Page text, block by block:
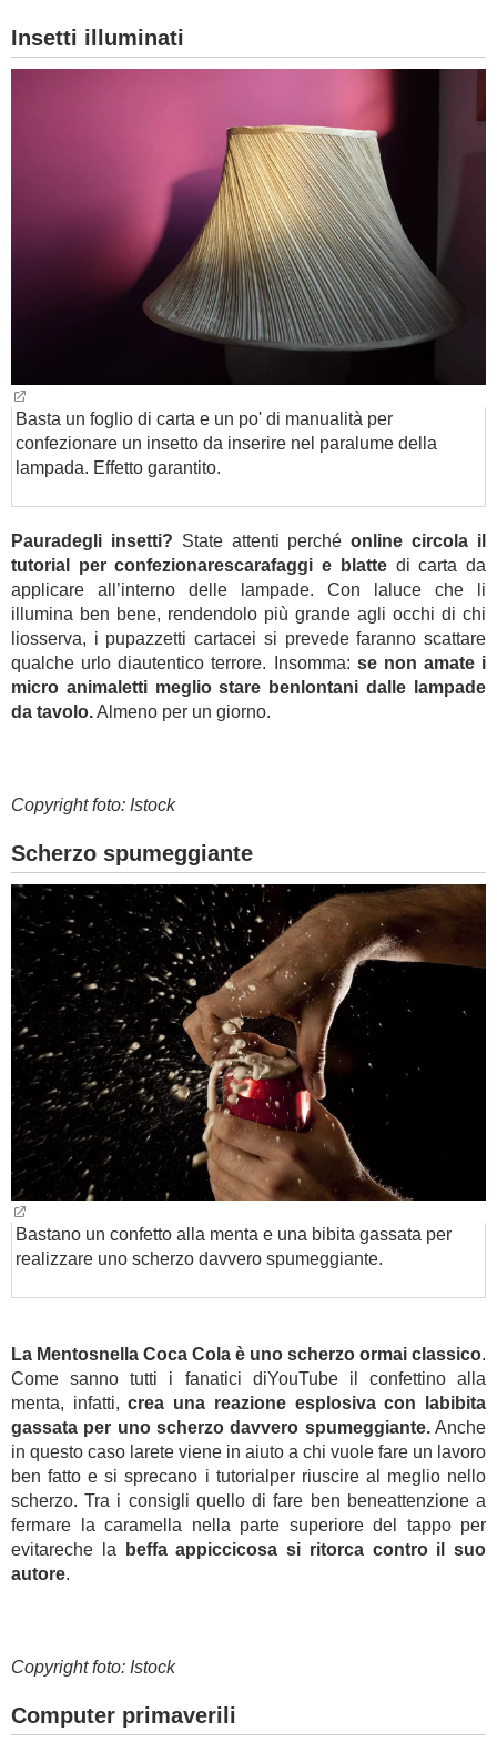
Insetti illuminati
Basta un foglio di carta e un po' di manualità per
confezionare un insetto da inserire nel paralume della
lampada. Effetto garantito.
Pauradegli insetti? State attenti perchéonline circola il
tutorial per confezionarescarafaggi e blattedi carta da
applicare all’interno delle lampade. Con laluce che li
illumina ben bene, rendendolo più grande agli occhi di chi
liosserva, i pupazzetti cartacei si prevede faranno scattare
qualche urlo diautentico terrore. Insomma: se non amate i
micro animaletti meglio stare benlontani dalle lampade
da tavolo.Almeno per un giorno.
Copyright foto: Istock
Scherzo spumeggiante
Bastano un confetto alla menta e una bibita gassata per
realizzare uno scherzo davvero spumeggiante.
La Mentosnella Coca Cola è uno scherzo ormai classico.
Come sanno tutti i fanatici diYouTube il confettino alla
menta, infatti,crea una reazione esplosiva con labibita
gassata per uno scherzo davvero spumeggiante.Anche
in questo caso larete viene in aiuto a chi vuole fare un lavoro
ben fatto e si sprecano i tutorialper riuscire al meglio nello
scherzo. Tra i consigli quello di fare ben beneattenzione a
fermare la caramella nella parte superiore del tappo per
evitareche la
beffa appiccicosa si ritorca contro il suo
autore.
Copyright foto: Istock
Computer primaverili